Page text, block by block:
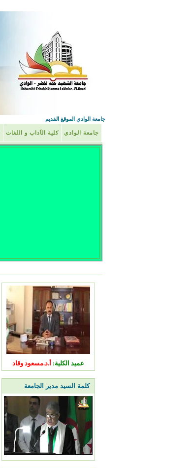
جامعة الوادي الموقغ القديم
جامعة الوادي كلية الآداب و اللغات
عميد الكلية: أ.د.مسعود وقاد
كلمة السيد مدير الجامعة